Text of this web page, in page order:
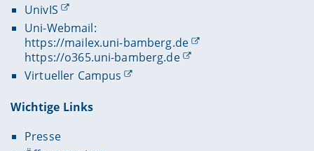
UnivIS
Uni-Webmail:
https://mailex.uni-bamberg.de
https://o365.uni-bamberg.de
Virtueller Campus
Wichtige Links
Presse